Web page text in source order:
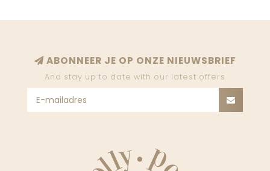
ABONNEER JE OP ONZE NIEUWSBRIEF
And stay up to date with our latest offers